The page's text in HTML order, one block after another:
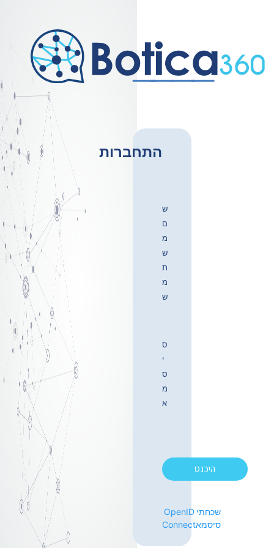
התחברות
ש
ם
מ
ש
ת
מ
ש
ס
י
ס
מ
א
היכנס
שכחתי
סיסמא
OpenID
Connect